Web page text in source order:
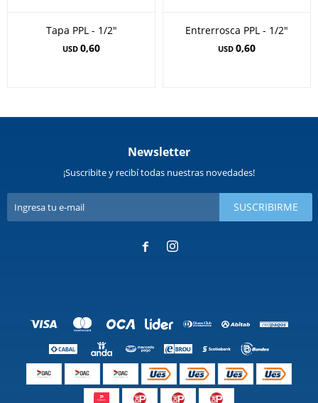
Tapa PPL - 1/2"
USD 0,60
Entrerrosca PPL - 1/2"
USD 0,60
Newsletter
¡Suscribite y recibí todas nuestras novedades!
SUSCRIBIRME
 